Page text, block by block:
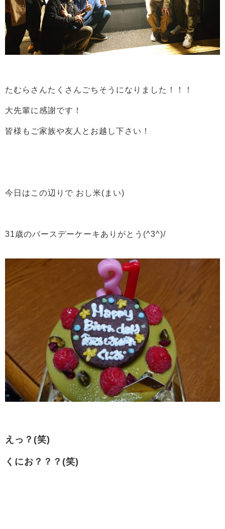
たむらさんたくさんごちそうになりました！！！
大先輩に感謝です！
皆様もご家族や友人とお越し下さい！
今日はこの辺りで おし米(まい)
31歳のバースデーケーキありがとう(^3^)/
えっ？(笑)
くにお？？？(笑)